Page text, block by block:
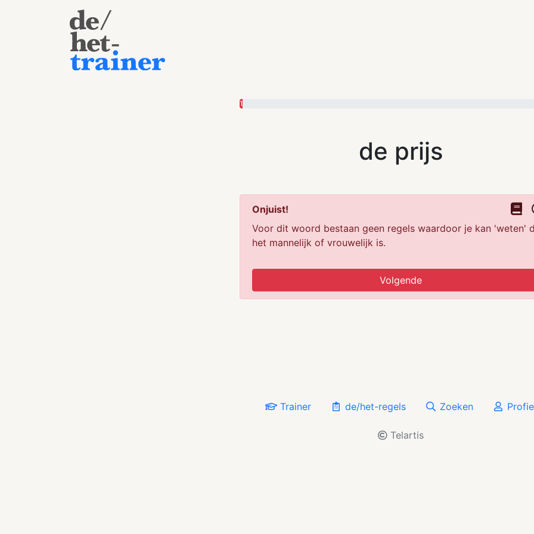
1
de prijs
Onjuist!
Voor dit woord bestaan geen regels waardoor je kan 'weten'
het mannelijk of vrouwelijk is.
Volgende
Trainer de/het-regels Zoeken
Telartis